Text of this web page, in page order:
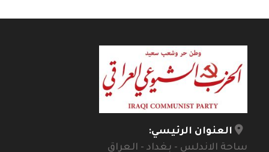
العنوان الرئيسي:
ساحة الاندلس - بغداد - العراق